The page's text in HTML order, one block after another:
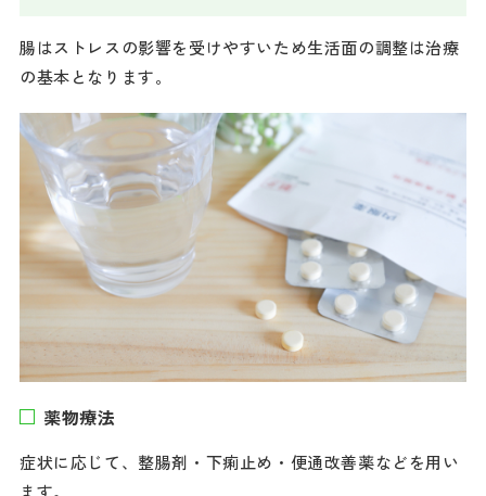
腸はストレスの影響を受けやすいため生活面の調整は治療
の基本となります。
薬物療法
症状に応じて、整腸剤・下痢止め・便通改善薬などを用い
ます。